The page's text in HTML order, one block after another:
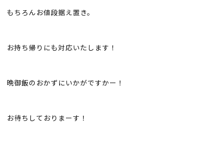
もちろんお値段据え置き。
お持ち帰りにも対応いたします！
晩御飯のおかずにいかがですかー！
お待ちしておりまーす！